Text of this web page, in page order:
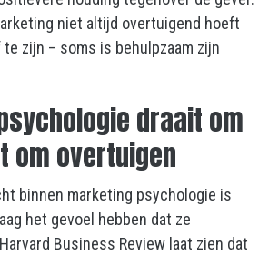
niet altijd overtuigend hoeft
zijn – soms is behulpzaam zijn
draait om
om overtuigen
binnen marketing psychologie is
het gevoel hebben dat ze
Business Review laat zien dat